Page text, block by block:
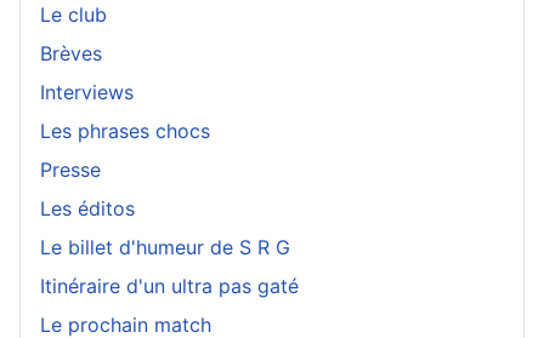
Le club
Brèves
Interviews
Les phrases chocs
Presse
Les éditos
Le billet d'humeur de S R G
Itinéraire d'un ultra pas gaté
Le prochain match